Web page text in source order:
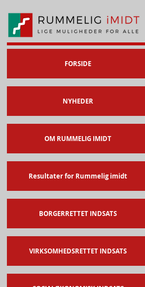
FORSIDE
NYHEDER
OM RUMMELIG IMIDT
Resultater for Rummelig imidt
BORGERRETTET INDSATS
VIRKSOMHEDSRETTET INDSATS